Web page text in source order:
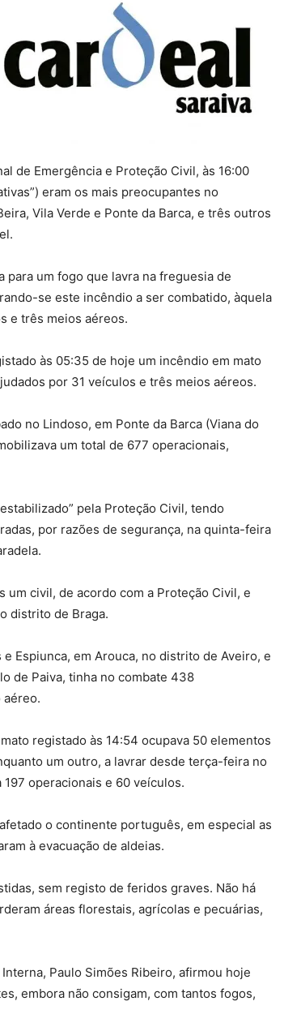
de Emergência e Proteção Civil, às 16:00
eram os mais preocupantes no
Vila Verde e Ponte da Barca, e três outros
para um fogo que lavra na freguesia de
se este incêndio a ser combatido, àquela
e três meios aéreos.
às 05:35 de hoje um incêndio em mato
por 31 veículos e três meios aéreos.
no Lindoso, em Ponte da Barca (Viana do
um total de 677 operacionais,
pela Proteção Civil, tendo
por razões de segurança, na quinta-feira
civil, de acordo com a Proteção Civil, e
distrito de Braga.
Espiunca, em Arouca, no distrito de Aveiro, e
de Paiva, tinha no combate 438
aéreo.
registado às 14:54 ocupava 50 elementos
um outro, a lavrar desde terça-feira no
operacionais e 60 veículos.
o continente português, em especial as
à evacuação de aldeias.
sem registo de feridos graves. Não há
áreas florestais, agrícolas e pecuárias,
Paulo Simões Ribeiro, afirmou hoje
embora não consigam, com tantos fogos,